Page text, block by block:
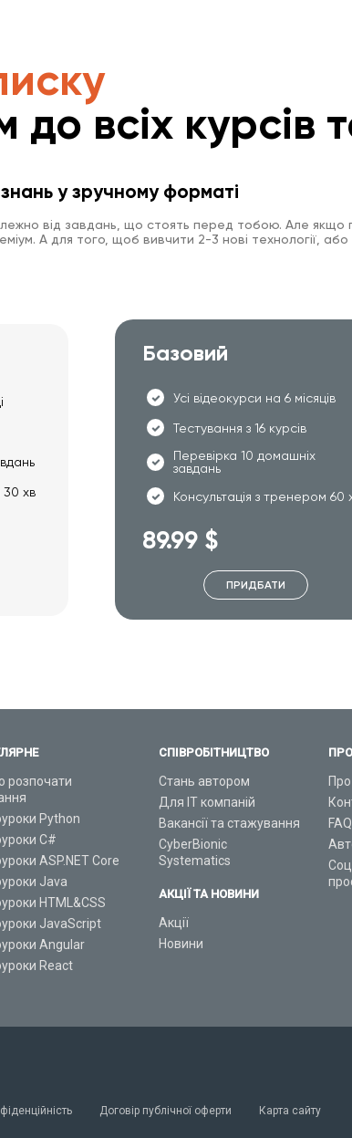
всіх курсів
у зручному форматі
від завдань, що стоять перед тобою. Але якщо
А для того, щоб вивчити 2-3 нові технології, або
30 хв
Базовий
Усі відеокурси на 6 місяців
Тестування з 16 курсів
Перевірка 10 домашніх
завдань
Консультація з тренером 60
89.99 $
ПРИДБАТИ
розпочати
Python
C#
ASP.NET Core
Java
HTML&CSS
JavaScript
Angular
React
СПІВРОБІТНИЦТВО
Стань автором
Для ІТ компаній
Вакансії та стажування
CyberBionic
Systematics
АКЦІЇ ТА НОВИНИ
Акції
Новини
Про
FAQ
Договір публічної оферти Карта сайту